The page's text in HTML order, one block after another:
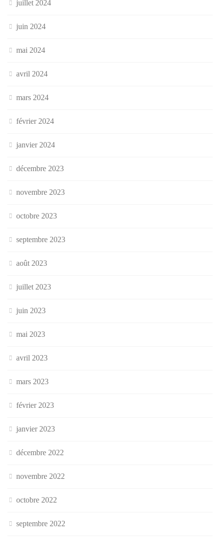
juillet 2024
juin 2024
mai 2024
avril 2024
mars 2024
février 2024
janvier 2024
décembre 2023
novembre 2023
octobre 2023
septembre 2023
août 2023
juillet 2023
juin 2023
mai 2023
avril 2023
mars 2023
février 2023
janvier 2023
décembre 2022
novembre 2022
octobre 2022
septembre 2022